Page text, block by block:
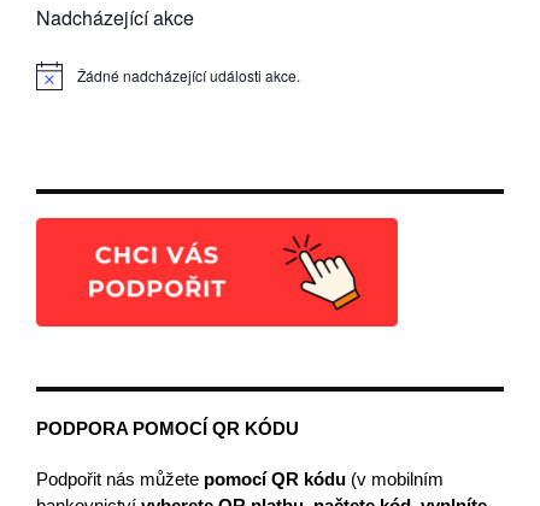
Nadcházející akce
Notice Žádné nadcházející události akce.
PODPORA POMOCÍ QR KÓDU
Podpořit nás můžete pomocí QR kódu (v mobilním